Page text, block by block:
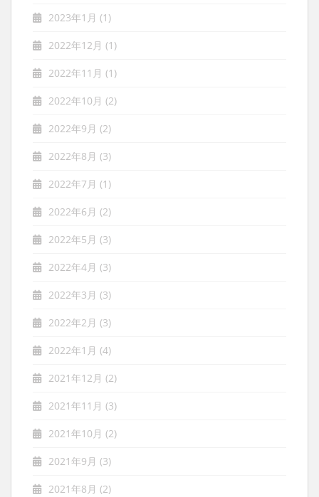
2023年1月 (1)
2022年12月 (1)
2022年11月 (1)
2022年10月 (2)
2022年9月 (2)
2022年8月 (3)
2022年7月 (1)
2022年6月 (2)
2022年5月 (3)
2022年4月 (3)
2022年3月 (3)
2022年2月 (3)
2022年1月 (4)
2021年12月 (2)
2021年11月 (3)
2021年10月 (2)
2021年9月 (3)
2021年8月 (2)